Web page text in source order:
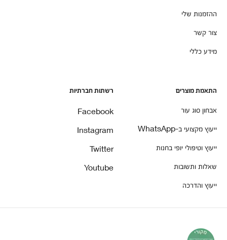
ההזמנות שלי
צור קשר
מידע כללי
התאמת מוצרים
אבחון סוג עור
ייעוץ מקצועי ב-WhatsApp
ייעוץ וטיפולי יופי בחנות
שאלות ותשובות
ייעוץ והדרכה
רשתות חברתיות
Facebook
Instagram
Twitter
Youtube